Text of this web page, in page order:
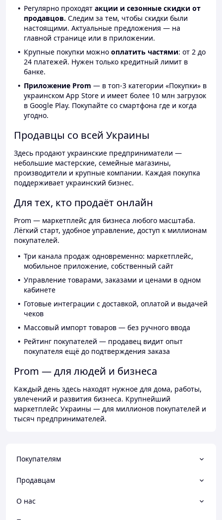
Регулярно проходят акции и сезонные скидки от
продавцов. Следим за тем, чтобы скидки были
настоящими. Актуальные предложения — на
главной странице или в приложении.
Крупные покупки можно оплатить частями: от 2 до
24 платежей. Нужен только кредитный лимит в
банке.
Приложение Prom — в топ-3 категории «Покупки» в
украинском App Store и имеет более 10 млн загрузок
в Google Play. Покупайте со смартфона где и когда
угодно.
Продавцы со всей Украины
Здесь продают украинские предприниматели —
небольшие мастерские, семейные магазины,
производители и крупные компании. Каждая покупка
поддерживает украинский бизнес.
Для тех, кто продаёт онлайн
Prom — маркетплейс для бизнеса любого масштаба.
Лёгкий старт, удобное управление, доступ к миллионам
покупателей.
Три канала продаж одновременно: маркетплейс,
мобильное приложение, собственный сайт
Управление товарами, заказами и ценами в одном
кабинете
Готовые интеграции с доставкой, оплатой и выдачей
чеков
Массовый импорт товаров — без ручного ввода
Рейтинг покупателей — продавец видит опыт
покупателя ещё до подтверждения заказа
Prom — для людей и бизнеса
Каждый день здесь находят нужное для дома, работы,
увлечений и развития бизнеса. Крупнейший
маркетплейс Украины — для миллионов покупателей и
тысяч предпринимателей.
Покупателям
Продавцам
О нас